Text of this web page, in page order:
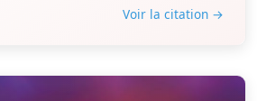
Voir la citation →